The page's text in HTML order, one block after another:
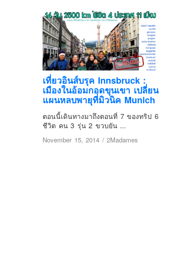
เที่ยวอินส์บรุค Innsbruck :
เมืองในอ้อมกอดขุนเขา เปลี่ยน
แผนหลบพายุที่มิวนิค Munich
ตอนนี้เดินทางมาถึงตอนที่ 7 ของทริป 6
ชีวิต คน 3 รุ่น 2 ขวบยัน ...
November 15, 2014 / 2Madames